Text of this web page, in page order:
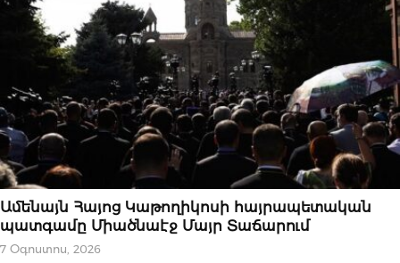
ՆՈՐՈՒԹՅՈՒՆՆԵՐ
Ամենայն Հայոց Կաթողիկոսի հայրապետական
պատգամը Միածնաէջ Մայր Տաճարում
7 Օգոստոս, 2026